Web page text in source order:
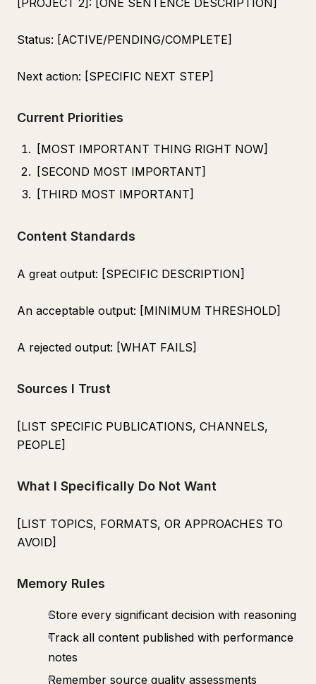
[PROJECT 2]: [ONE SENTENCE DESCRIPTION]
Status: [ACTIVE/PENDING/COMPLETE]
Next action: [SPECIFIC NEXT STEP]
Current Priorities
[MOST IMPORTANT THING RIGHT NOW]
[SECOND MOST IMPORTANT]
[THIRD MOST IMPORTANT]
Content Standards
A great output: [SPECIFIC DESCRIPTION]
An acceptable output: [MINIMUM THRESHOLD]
A rejected output: [WHAT FAILS]
Sources I Trust
[LIST SPECIFIC PUBLICATIONS, CHANNELS,
PEOPLE]
What I Specifically Do Not Want
[LIST TOPICS, FORMATS, OR APPROACHES TO
AVOID]
Memory Rules
Store every significant decision with reasoning
Track all content published with performance
notes
Remember source quality assessments